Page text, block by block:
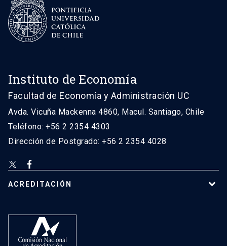
Instituto de Economía
Facultad de Economía y Administración UC
Avda. Vicuña Mackenna 4860, Macul. Santiago, Chile
Teléfono: +56 2 2354 4303
Dirección de Postgrado: +56 2 2354 4028
ACREDITACIÓN